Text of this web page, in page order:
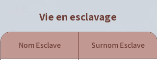
Vie en esclavage
Nom Esclave Surnom Esclave